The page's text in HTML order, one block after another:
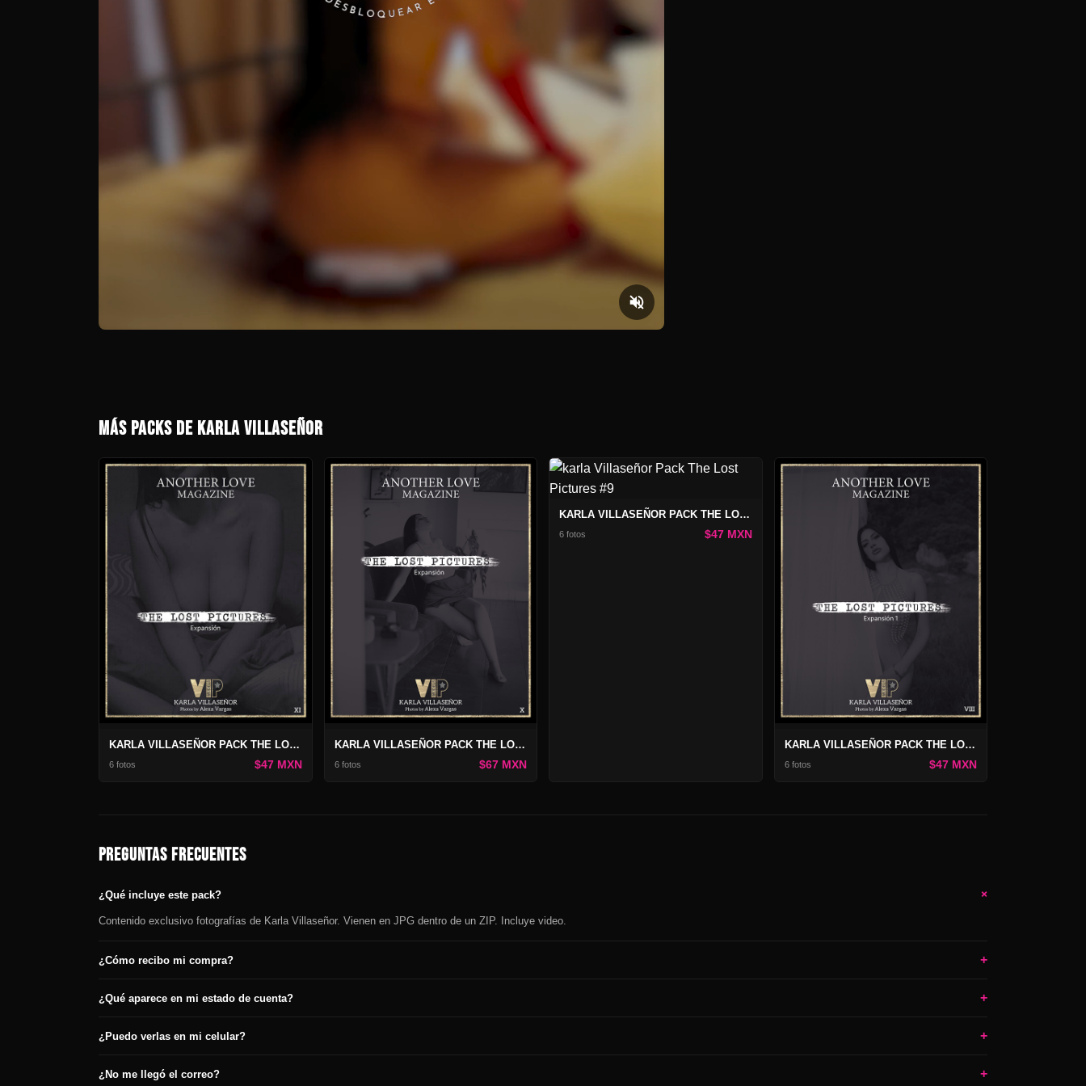
MÁS PACKS DE KARLA VILLASEÑOR
KARLA VILLASEÑOR PACK THE LOST PICTURES #11
6 fotos $47 MXN
KARLA VILLASEÑOR PACK THE LOST PICTURES #10
6 fotos $67 MXN
KARLA VILLASEÑOR PACK THE LOST PICTURES #9
6 fotos $47 MXN
KARLA VILLASEÑOR PACK THE LOST PICTURES #8
6 fotos $47 MXN
PREGUNTAS FRECUENTES
¿Qué incluye este pack? +
Contenido exclusivo fotografías de Karla Villaseñor. Vienen en JPG dentro de un ZIP. Incluye video.
¿Cómo recibo mi compra? +
¿Qué aparece en mi estado de cuenta? +
¿Puedo verlas en mi celular? +
¿No me llegó el correo? +